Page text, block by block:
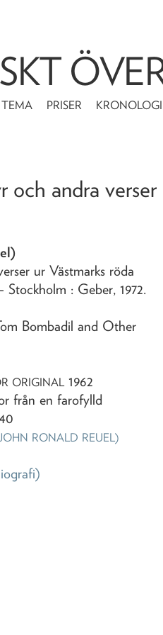
TEMA PRISER KRONOLOGI
och andra verser
ur Västmarks röda
Stockholm : Geber,1972.
Bombadil and Other
ORIGINAL 1962
från en farofylld
RONALD REUEL)